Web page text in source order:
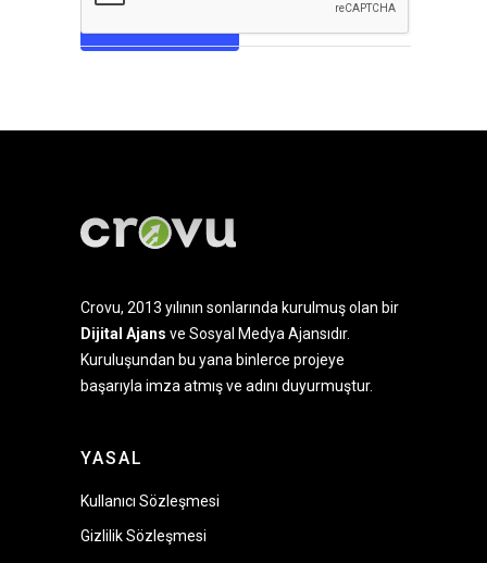
Crovu, 2013 yılının sonlarında kurulmuş olan bir
Dijital Ajans ve Sosyal Medya Ajansıdır.
Kuruluşundan bu yana binlerce projeye
başarıyla imza atmış ve adını duyurmuştur.
YASAL
Kullanıcı Sözleşmesi
Gizlilik Sözleşmesi